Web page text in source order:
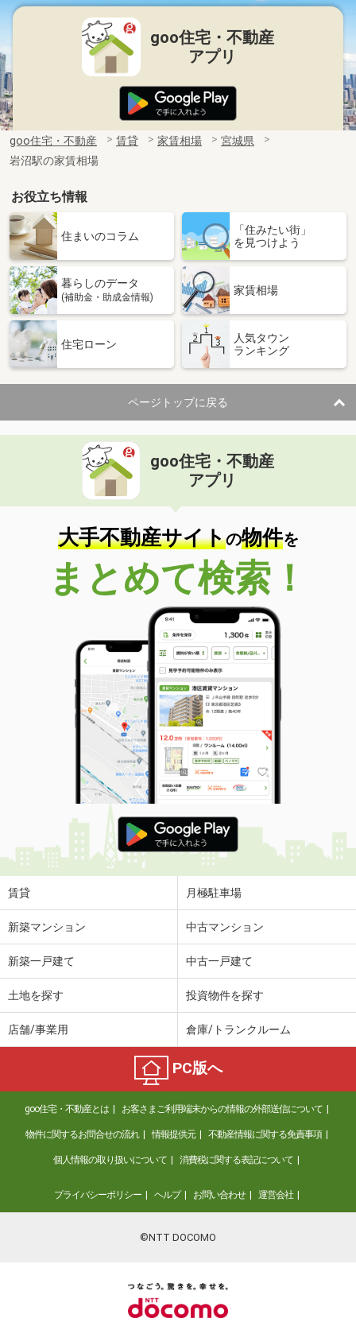
goo住宅・不動産
アプリ
goo住宅・不動産 賃貸 家賃相場
宮城県
岩沼駅の家賃相場
お役立ち情報
住まいのコラム
「住みたい街」
を見つけよう
暮らしのデータ
(補助金・助成金情報)
家賃相場
住宅ローン
人気タウン
ランキング
ページトップに戻る
goo住宅・不動産
アプリ
大手不動産サイトの物件を
まとめて検索！
賃貸 月極駐車場
新築マンション 中古マンション
新築一戸建て 中古一戸建て
土地を探す 投資物件を探す
店舗/事業用 倉庫/トランクルーム
PC版へ
goo住宅・不動産とは お客さまご利用端末からの情報の外部送信について
物件に関するお問合せの流れ 情報提供元 不動産情報に関する免責事項
個人情報の取り扱いについて 消費税に関する表記について
プライバシーポリシー ヘルプ お問い合わせ 運営会社
©NTT DOCOMO